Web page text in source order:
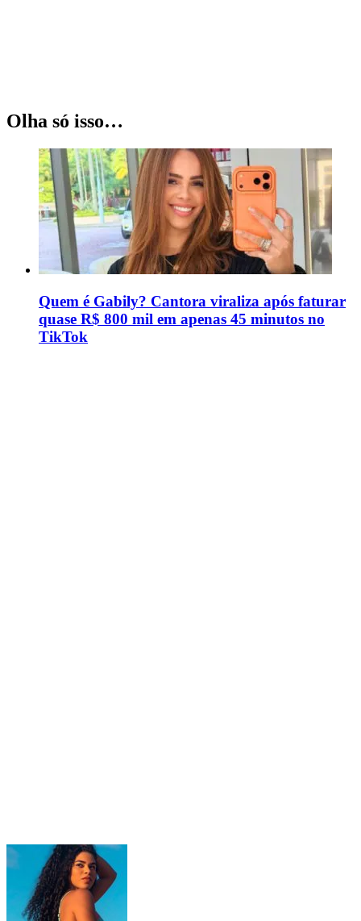
Olha só isso…
Quem é Gabily? Cantora viraliza após faturar
quase R$ 800 mil em apenas 45 minutos no
TikTok